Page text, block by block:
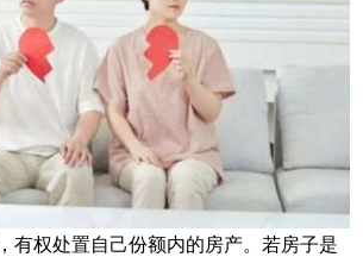
有权处置自己份额内的房产。若房子是